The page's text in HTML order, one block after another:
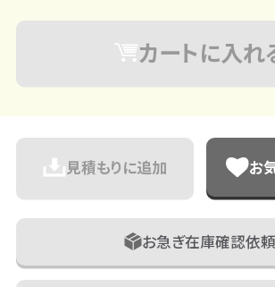
カートに入れ
見積もりに追加 お
お急ぎ在庫確認依頼